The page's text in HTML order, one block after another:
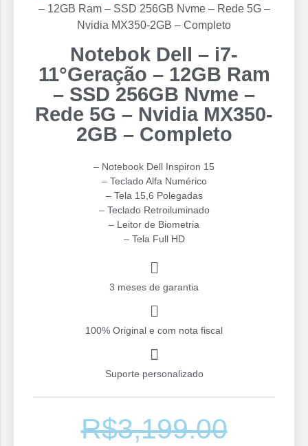
– 12GB Ram – SSD 256GB Nvme – Rede 5G –
Nvidia MX350-2GB – Completo
Notebok Dell – i7-
11°Geração – 12GB Ram
– SSD 256GB Nvme –
Rede 5G – Nvidia MX350-
2GB – Completo
– Notebook Dell Inspiron 15
– Teclado Alfa Numérico
– Tela 15,6 Polegadas
– ⁠Teclado Retroiluminado
– ⁠Leitor de Biometria
– ⁠Tela Full HD
3 meses de garantia
100% Original e com nota fiscal
Suporte personalizado
R$3,199.00